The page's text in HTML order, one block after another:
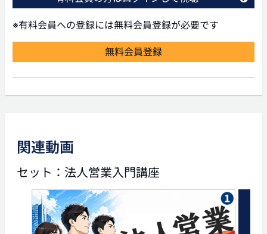
※有料会員への登録には無料会員登録が必要です
無料会員登録
タグ
関連動画
セット：法人営業入門講座